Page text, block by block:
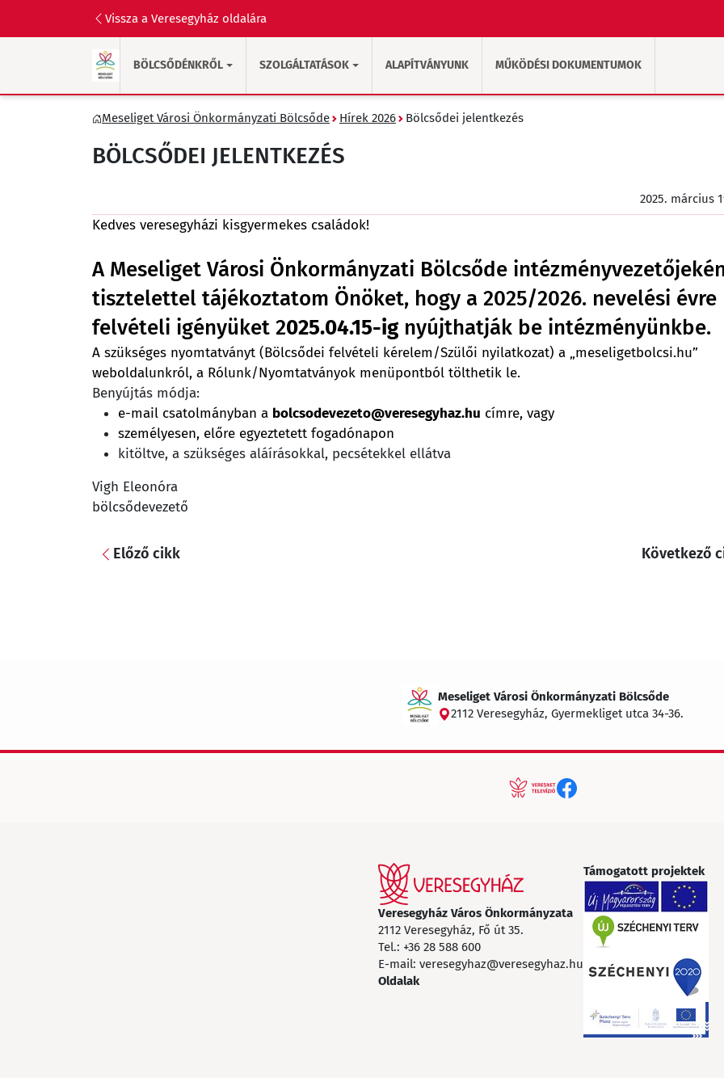
Vissza a Veresegyház oldalára
BÖLCSŐDÉNKRŐL SZOLGÁLTATÁSOK ALAPÍTVÁNYUNK MŰKÖDÉSI DOKUMENTUMOK
Meseliget Városi Önkormányzati Bölcsőde Hírek 2026 Bölcsődei jelentkezés
BÖLCSŐDEI JELENTKEZÉS
2025. március
Kedves veresegyházi kisgyermekes családok!
A Meseliget Városi Önkormányzati Bölcsőde
tisztelettel tájékoztatom Önöket, hogy a 2025/2026. nevelési évre
felvételi igényüket 2025.04.15-ignyújthatják be intézményünkbe.
A szükséges nyomtatványt (Bölcsődei felvételi kérelem/Szülői nyilatkozat) a „meseligetbolcsi.hu”
weboldalunkról, a Rólunk/Nyomtatványok menüpontból tölthetik le.
Benyújtás módja:
e-mail csatolmányban a bolcsodevezeto@veresegyhaz.hu címre, vagy
személyesen, előre egyeztetett fogadónapon
kitöltve, a szükséges aláírásokkal, pecsétekkel ellátva
Vigh Eleonóra
bölcsődevezető
Előző cikk Következő
Meseliget Városi Önkormányzati Bölcsőde
2112 Veresegyház, Gyermekliget utca 34-36.
Veresegyház Város Önkormányzata
2112 Veresegyház, Fő út 35.
Tel.: +36 28 588 600
E-mail: veresegyhaz@veresegyhaz.hu
Oldalak
Támogatott projektek